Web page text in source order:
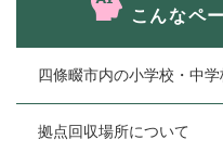
こんなペ
四條畷市内の小学校・中
拠点回収場所について